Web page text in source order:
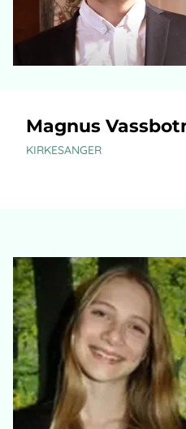
Magnus
KIRKESANGER